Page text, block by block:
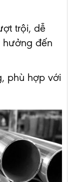
trội, dễ
hưởng đến
phù hợp với